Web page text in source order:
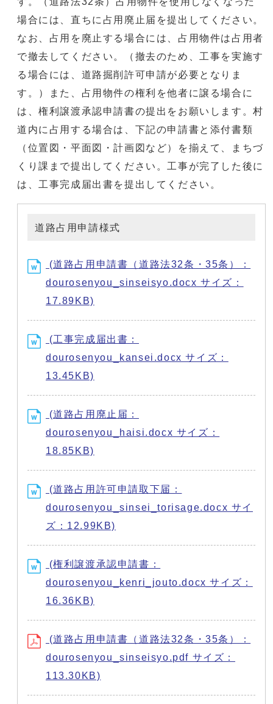
場合には、直ちに占用廃止届を提出してください。
なお、占用を廃止する場合には、占用物件は占用者
で撤去してください。（撤去のため、工事を実施す
る場合には、道路掘削許可申請が必要となりま
す。）また、占用物件の権利を他者に譲る場合に
は、権利譲渡承認申請書の提出をお願いします。村
道内に占用する場合は、下記の申請書と添付書類
（位置図・平面図・計画図など）を揃えて、まちづ
くり課まで提出してください。工事が完了した後に
は、工事完成届出書を提出してください。
道路占用申請様式
(道路占用申請書（道路法32条・35条）：
dourosenyou_sinseisyo.docx サイズ：
17.89KB)
(工事完成届出書：
dourosenyou_kansei.docx サイズ：
13.45KB)
(道路占用廃止届：
dourosenyou_haisi.docx サイズ：
18.85KB)
(道路占用許可申請取下届：
dourosenyou_sinsei_torisage.docx サイ
ズ：12.99KB)
(権利譲渡承認申請書：
dourosenyou_kenri_jouto.docx サイズ：
16.36KB)
(道路占用申請書（道路法32条・35条）：
dourosenyou_sinseisyo.pdf サイズ：
113.30KB)